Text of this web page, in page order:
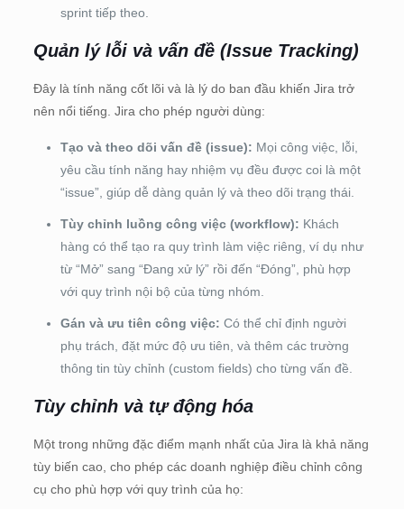
sprint tiếp theo.
Quản lý lỗi và vấn đề (Issue Tracking)
Đây là tính năng cốt lõi và là lý do ban đầu khiến Jira trở
nên nổi tiếng. Jira cho phép người dùng:
Tạo và theo dõi vấn đề (issue): Mọi công việc, lỗi,
yêu cầu tính năng hay nhiệm vụ đều được coi là một
“issue”, giúp dễ dàng quản lý và theo dõi trạng thái.
Tùy chỉnh luồng công việc (workflow): Khách
hàng có thể tạo ra quy trình làm việc riêng, ví dụ như
từ “Mở” sang “Đang xử lý” rồi đến “Đóng”, phù hợp
với quy trình nội bộ của từng nhóm.
Gán và ưu tiên công việc: Có thể chỉ định người
phụ trách, đặt mức độ ưu tiên, và thêm các trường
thông tin tùy chỉnh (custom fields) cho từng vấn đề.
Tùy chỉnh và tự động hóa
Một trong những đặc điểm mạnh nhất của Jira là khả năng
tùy biến cao, cho phép các doanh nghiệp điều chỉnh công
cụ cho phù hợp với quy trình của họ: